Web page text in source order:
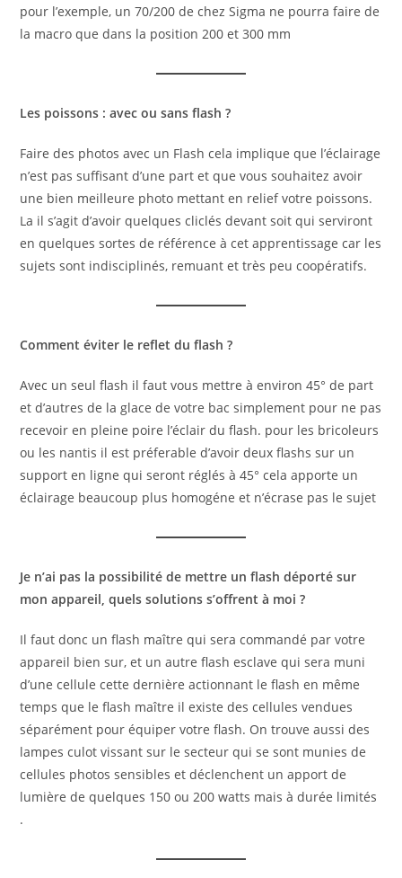
pour l’exemple, un 70/200 de chez Sigma ne pourra faire de
la macro que dans la position 200 et 300 mm
Les poissons : avec ou sans flash ?
Faire des photos avec un Flash cela implique que l’éclairage
n’est pas suffisant d’une part et que vous souhaitez avoir
une bien meilleure photo mettant en relief votre poissons.
La il s’agit d’avoir quelques cliclés devant soit qui serviront
en quelques sortes de référence à cet apprentissage car les
sujets sont indisciplinés, remuant et très peu coopératifs.
Comment éviter le reflet du flash ?
Avec un seul flash il faut vous mettre à environ 45° de part
et d’autres de la glace de votre bac simplement pour ne pas
recevoir en pleine poire l’éclair du flash. pour les bricoleurs
ou les nantis il est préferable d’avoir deux flashs sur un
support en ligne qui seront réglés à 45° cela apporte un
éclairage beaucoup plus homogéne et n’écrase pas le sujet
Je n’ai pas la possibilité de mettre un flash déporté sur
mon appareil, quels solutions s’offrent à moi ?
Il faut donc un flash maître qui sera commandé par votre
appareil bien sur, et un autre flash esclave qui sera muni
d’une cellule cette dernière actionnant le flash en même
temps que le flash maître il existe des cellules vendues
séparément pour équiper votre flash. On trouve aussi des
lampes culot vissant sur le secteur qui se sont munies de
cellules photos sensibles et déclenchent un apport de
lumière de quelques 150 ou 200 watts mais à durée limités
.